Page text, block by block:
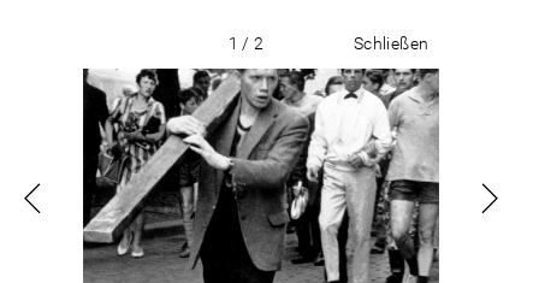
1 / 2 Schließen